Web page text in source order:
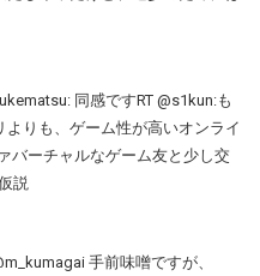
同感ですRT @s1kun:も
りも、ゲーム性が高いオンライ
バーチャルなゲーム友と少し交
説
手前味噌ですが、